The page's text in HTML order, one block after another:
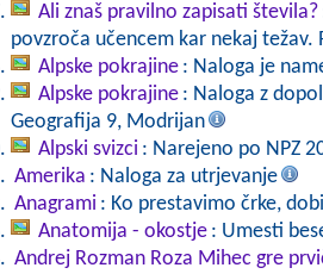
Ali znaš pravilno zapisati števila?
povzroča učencem kar nekaj težav.
Alpske pokrajine : Naloga je
Alpske pokrajine : Naloga z
Geografija 9, Modrijan
Alpski svizci : Narejeno po NPZ
Amerika : Naloga za utrjevanje
Anagrami : Ko prestavimo črke,
Anatomija - okostje : Umesti
Andrej Rozman Roza Mihec gre